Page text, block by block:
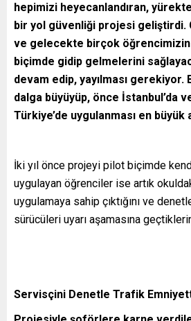
hepimizi heyecanlandıran,
bir yol güvenliği projesi
ve gelecekte birçok
biçimde gidip gelmelerini
devam edip, yayılması gerekiyor.
dalga büyüyüp, önce İstanbul’da
Türkiye’de uygulanması en büyük
İki yıl önce projeyi pilot biçimde
uygulayan öğrenciler ise artık
uygulamaya sahip çıktığını ve
sürücüleri uyarı aşamasına
Servisçini Denetle Trafik